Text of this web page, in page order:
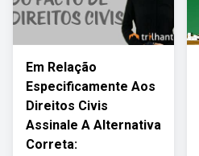
Em Relação
Especificamente Aos
Direitos Civis
Assinale A Alternativa
Correta: